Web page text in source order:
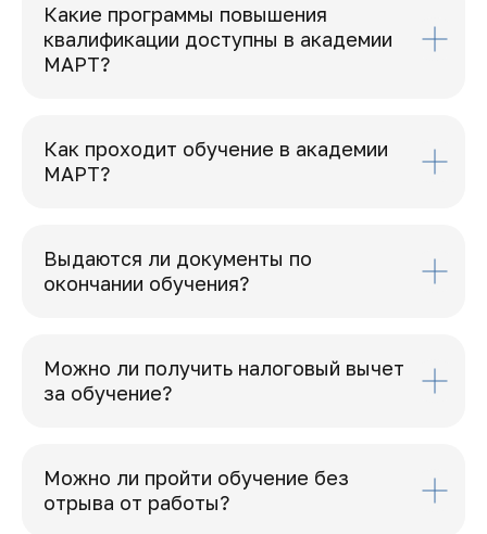
Какие программы повышения
квалификации доступны в академии
МАРТ?
Как проходит обучение в академии
МАРТ?
Выдаются ли документы по
окончании обучения?
Можно ли получить налоговый вычет
за обучение?
Можно ли пройти обучение без
отрыва от работы?